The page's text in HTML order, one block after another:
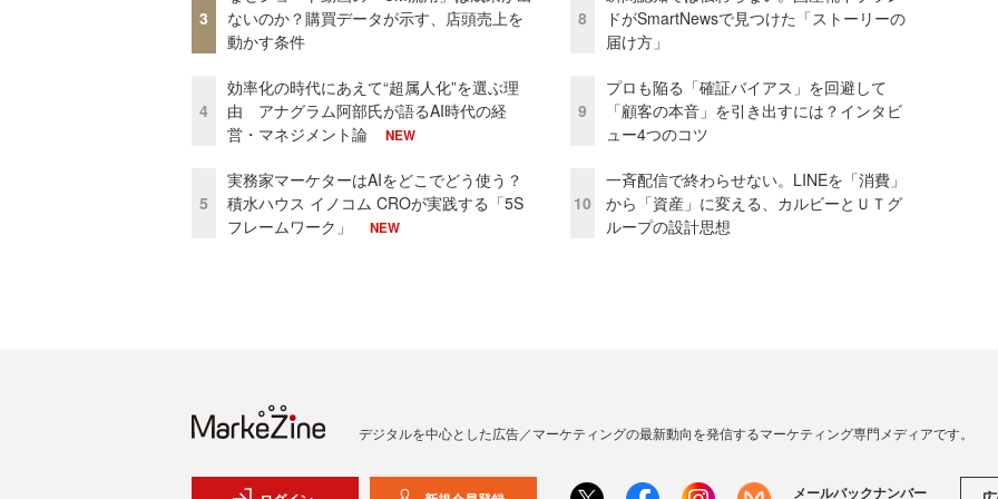
3
ないのか？購買データが示す、店頭売上を
動かす条件
4
効率化の時代にあえて“超属人化”を選ぶ理
由 アナグラム阿部氏が語るAI時代の経
営・マネジメント論
NEW
5
実務家マーケターはAIをどこでどう使う？
積水ハウス イノコム CROが実践する「5S
フレームワーク」
NEW
8
ドがSmartNewsで見つけた「ストーリーの
届け方」
9
プロも陥る「確証バイアス」を回避して
「顧客の本音」を引き出すには？インタビ
ュー4つのコツ
10
一斉配信で終わらせない。LINEを「消費」
から「資産」に変える、カルビーとＵＴグ
ループの設計思想
デジタルを中心とした広告／マーケティングの最新動向を発信するマーケティング専門メディアです。
メールバックナンバー